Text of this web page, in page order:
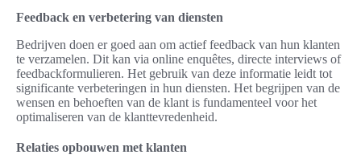
Feedback en verbetering van diensten
Bedrijven doen er goed aan om actief feedback van hun klanten
te verzamelen. Dit kan via online enquêtes, directe interviews of
feedbackformulieren. Het gebruik van deze informatie leidt tot
significante verbeteringen in hun diensten. Het begrijpen van de
wensen en behoeften van de klant is fundamenteel voor het
optimaliseren van de klanttevredenheid.
Relaties opbouwen met klanten